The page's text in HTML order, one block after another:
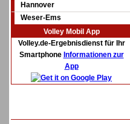
Hannover
Weser-Ems
Volley Mobil App
Volley.de-Ergebnisdienst für Ihr
Smartphone Informationen zur
App